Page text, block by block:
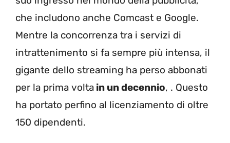
che includono anche Comcast e Google.
Mentre la concorrenza tra i servizi di
intrattenimento si fa sempre più intensa, il
gigante dello streaming ha perso abbonati
per la prima volta in un decennio, . Questo
ha portato perfino al licenziamento di oltre
150 dipendenti.